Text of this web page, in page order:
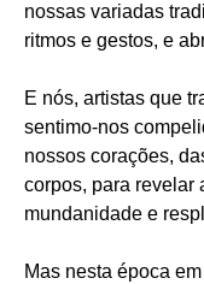
nossas variadas
ritmos e gestos, e
E nós, artistas que
sentimo-nos
nossos corações,
corpos, para revelar
mundanidade e
Mas nesta época